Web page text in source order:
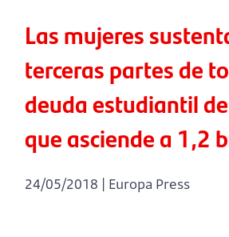
Las mujeres
terceras partes de
deuda estudiantil
que asciende a 1,2
24/05/2018 | Europa Press